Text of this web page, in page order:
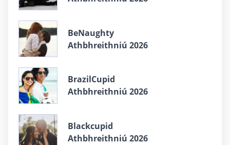
BeNaughty
Athbhreithniú 2026
BrazilCupid
Athbhreithniú 2026
Blackcupid
Athbhreithniú 2026